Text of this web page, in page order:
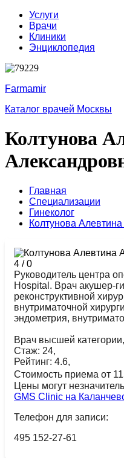
Услуги
Врачи
Клиники
Энциклопедия
Farmamir
Каталог врачей Москвы
Колтунова
Главная
Специализации
Гинеколог
Колтунова
4 /0
Руководитель центра
Hospital. Врач акушер-
реконструктивной
внутриматочной
эндометрия,
Врач высшей категории,
Стаж: 24,
Рейтинг: 4.6,
Стоимость приема от
Цены могут
GMS Clinic на
Телефон для записи:
495 152-27-61